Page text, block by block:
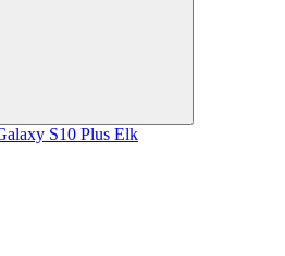
S10 Plus Elk